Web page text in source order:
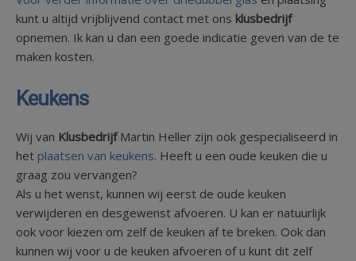
kunt u altijd vrijblijvend contact met ons klusbedrijf
opnemen. Ik kan u dan een goede indicatie geven van de te
maken kosten.
Keukens
Wij van KlusbedrijfMartin Heller zijn ook gespecialiseerd in
het plaatsen van keukens. Heeft u een oude keuken die u
graag zou vervangen?
Als u het wenst, kunnen wij eerst de oude keuken
verwijderen en desgewenst afvoeren. U kan er natuurlijk
ook voor kiezen om zelf de keuken af te breken. Ook dan
kunnen wij voor u de keuken afvoeren of u kunt dit zelf